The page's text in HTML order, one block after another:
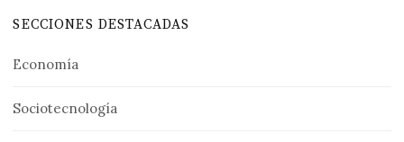
SECCIONES DESTACADAS
Economía
Sociotecnología